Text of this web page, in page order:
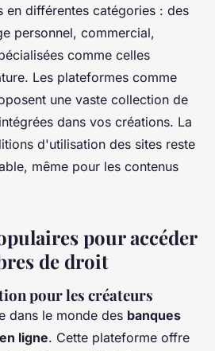
en différentes catégories : des
personnel, commercial,
comme celles
Les plateformes comme
une vaste collection de
dans vos créations. La
d'utilisation des sites reste
même pour les contenus
pour accéder
de droit
pour les créateurs
dans le monde des banques
ligne. Cette plateforme offre